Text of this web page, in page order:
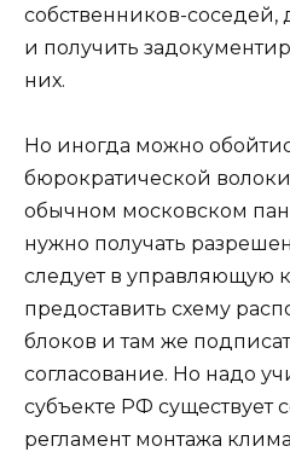
собственников-соседей,
и получить
них.
Но иногда можно
бюрократической
обычном московском
нужно получать
следует в управляющую
предоставить схему
блоков и там же
согласование. Но надо
субъекте РФ существует
регламент монтажа